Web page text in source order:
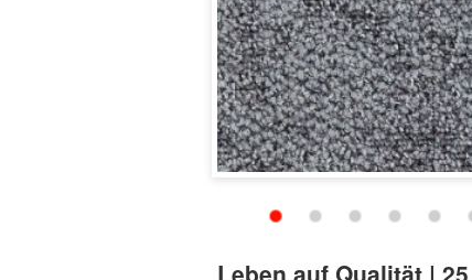
Leben auf Qualität |